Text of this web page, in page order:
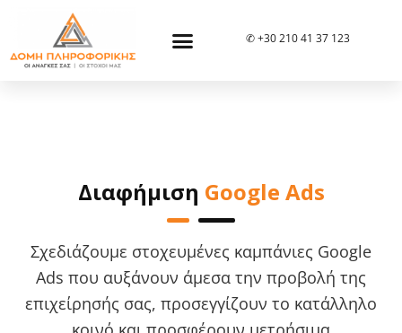
✆ +30 210 41 37 123
Διαφήμιση Google Ads
Σχεδιάζουμε στοχευμένες καμπάνιες Google
Ads που αυξάνουν άμεσα την προβολή της
επιχείρησής σας, προσεγγίζουν το κατάλληλο